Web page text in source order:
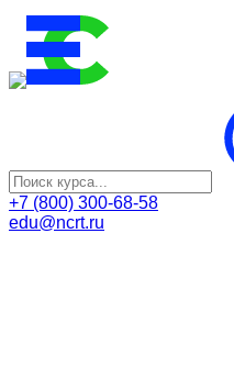
+7 (800) 300-68-58
edu@ncrt.ru